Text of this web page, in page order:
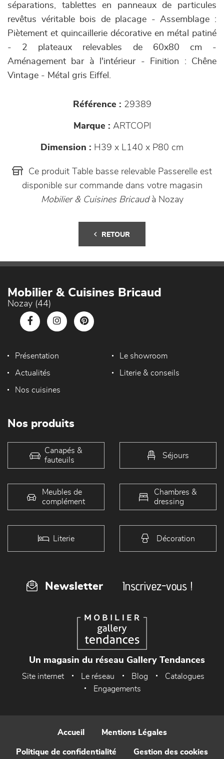
séparations, tablettes en panneaux de particules
revêtus véritable bois de placage - Assemblage :
Piètement et quincaillerie décorative en métal patiné
- 2 plateaux relevables de 60x80 cm -
Aménagement bar à l'intérieur - Finition : Chêne
Vintage - Métal gris Eiffel.
Référence : 29389
Marque : ARTCOPI
Dimension : H39 x L140 x P80 cm
Ce produit Table basse relevable Passerelle est
disponible sur commande dans votre magasin
Mobilier & Cuisines Bricaudà Nozay
RETOUR
Mobilier & Cuisines Bricaud
Nozay (44)
Présentation Le showroom
Actualités Literie & conseils
Nos cuisines
Nos produits
Canapés &
fauteuils
Séjours
Meubles de
complément
Chambres &
dressing
Literie Décoration
Newsletter Inscrivez-vous !
Un magasin du réseau Gallery Tendances
Site internet Le réseau Blog
Catalogues
Engagements
Accueil Mentions Légales
Politique de confidentialité Gestion des cookies